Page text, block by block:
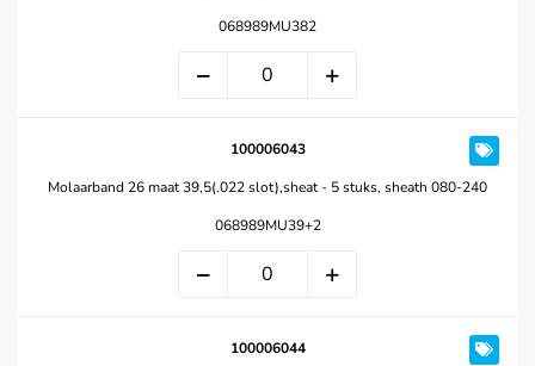
068989MU382
100006043
Molaarband 26 maat 39,5(.022 slot),sheat - 5 stuks, sheath 080-240
068989MU39+2
100006044